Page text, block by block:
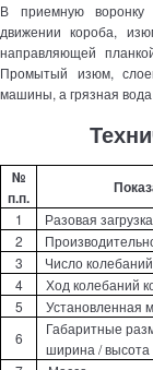
В приемную
движении короба,
направляющей
Промытый изюм,
машины, а грязная
№
п.п.
1 Разовая
2
3
Число
4
Ход колебаний
5
Установленная
6
Габаритные
ширина / высота